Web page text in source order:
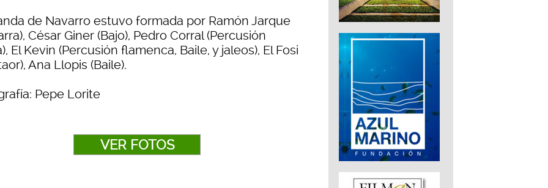
de Navarro estuvo formada por Ramón Jarque
César Giner (Bajo), Pedro Corral (Percusión
El Kevin (Percusión flamenca, Baile, y jaleos), El Fosi
Ana Llopis (Baile).
Pepe Lorite
VER FOTOS